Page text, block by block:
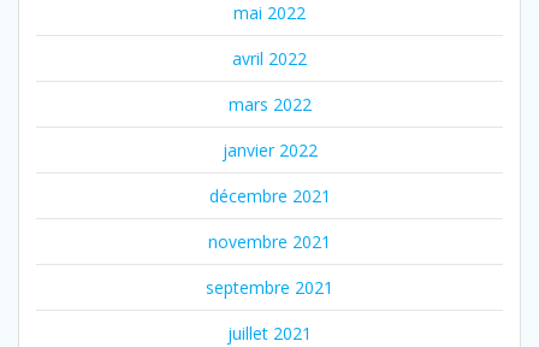
mai 2022
avril 2022
mars 2022
janvier 2022
décembre 2021
novembre 2021
septembre 2021
juillet 2021